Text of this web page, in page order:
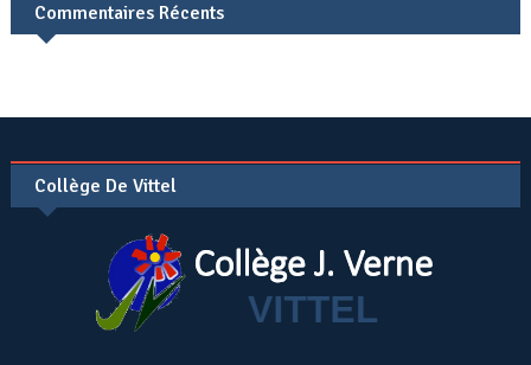
Commentaires Récents
Collège De Vittel